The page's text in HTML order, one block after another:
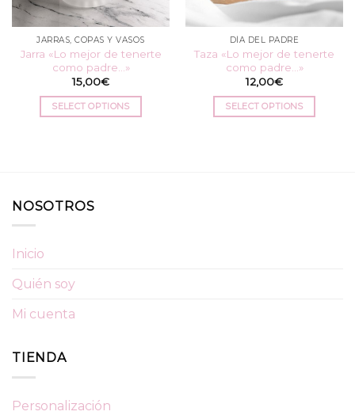
JARRAS, COPAS Y VASOS
Jarra «Lo mejor de tenerte
como padre…»
15,00€
SELECT OPTIONS
DÍA DEL PADRE
Taza «Lo mejor de tenerte
como padre…»
12,00€
SELECT OPTIONS
NOSOTROS
Inicio
Quién soy
Mi cuenta
TIENDA
Personalización